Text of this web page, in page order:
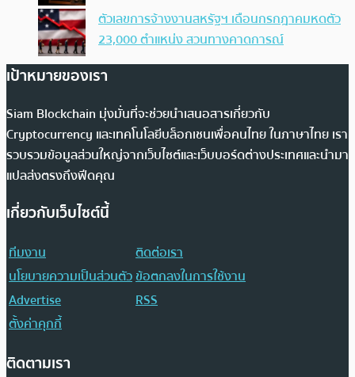
ตัวเลขการจ้างงานสหรัฐฯ เดือนกรกฎาคมหดตัว
23,000 ตำแหน่ง สวนทางคาดการณ์
เป้าหมายของเรา
Siam Blockchain มุ่งมั่นที่จะช่วยนำเสนอสารเกี่ยวกับ
Cryptocurrency และเทคโนโลยีบล็อกเชนเพื่อคนไทย ในภาษาไทย เรา
รวบรวมข้อมูลส่วนใหญ่จากเว็บไซต์และเว็บบอร์ดต่างประเทศและนำมา
แปลส่งตรงถึงฟีดคุณ
เกี่ยวกับเว็บไซต์นี้
ทีมงาน
ติดต่อเรา
นโยบายความเป็นส่วนตัวข้อตกลงในการใช้งาน
Advertise
RSS
ตั้งค่าคุกกี้
ติดตามเรา